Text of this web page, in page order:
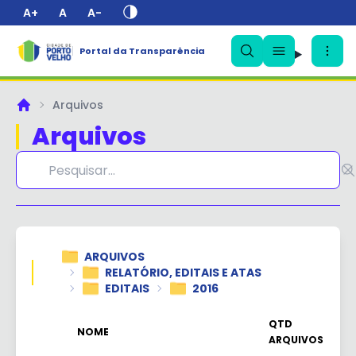
A+ A A-
Portal da Transparência
PrincipalArquivos
Arquivos
ARQUIVOS
RELATÓRIO, EDITAIS E ATAS
EDITAIS
2016
NOME
QTD
ARQUIVOS
✕